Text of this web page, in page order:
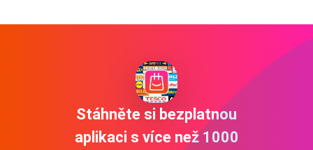
Stáhněte si bezplatnou
aplikaci s více než 1000